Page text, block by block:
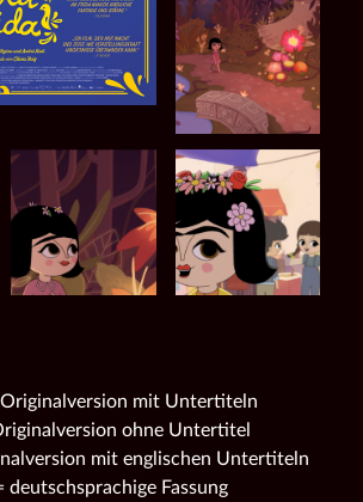
mit Untertiteln
ohne Untertitel
mit englischen Untertiteln
deutschsprachige Fassung